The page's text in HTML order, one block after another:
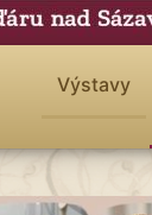
Výstavy